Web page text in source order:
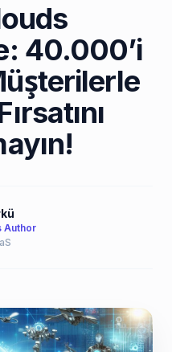
40.000’i
Author